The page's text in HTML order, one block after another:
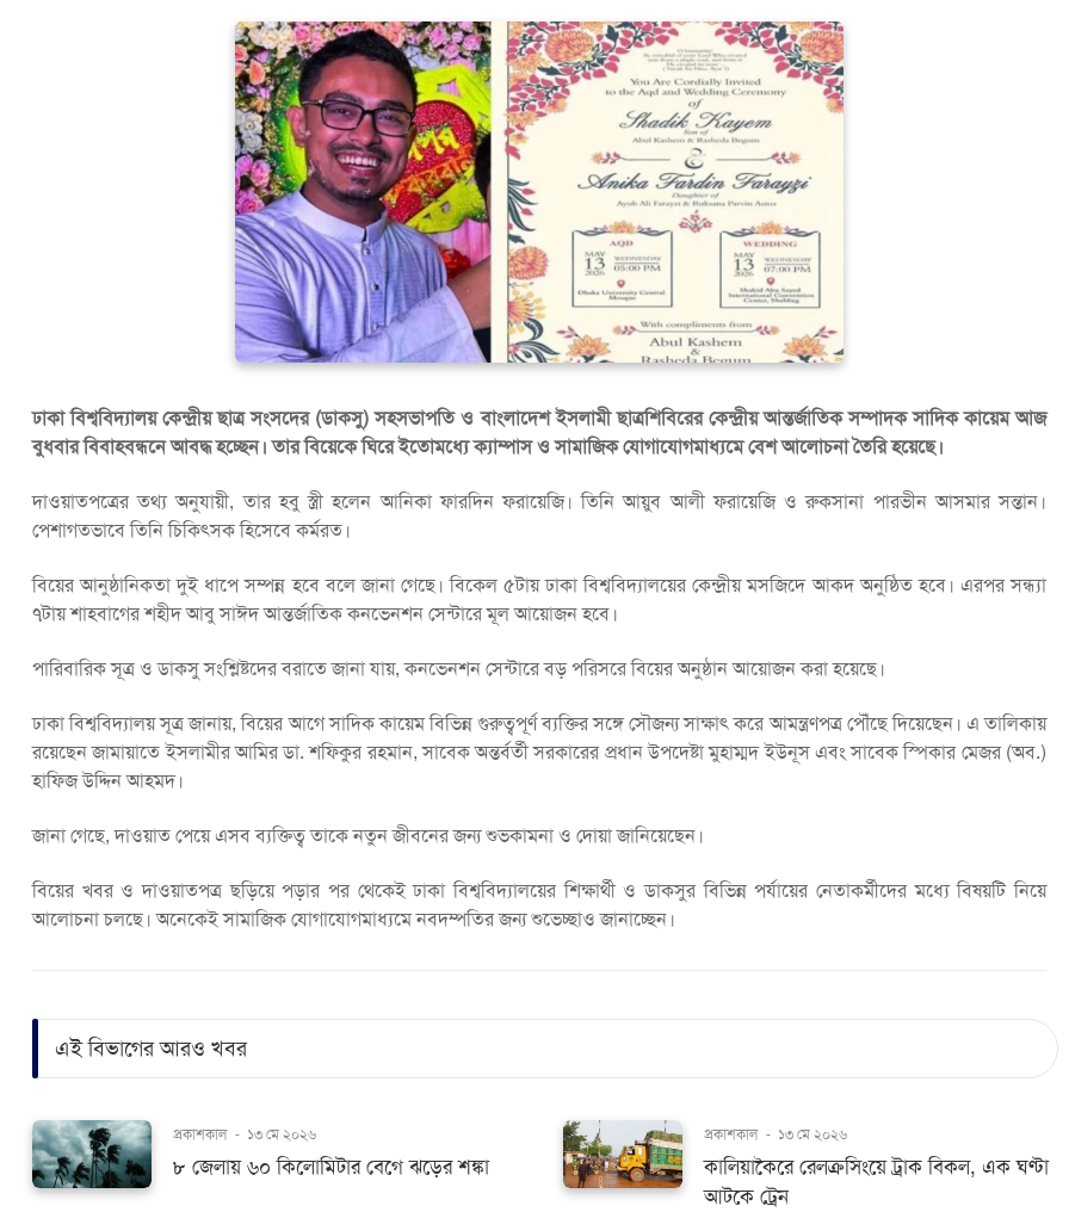
ঢাকা বিশ্ববিদ্যালয় কেন্দ্রীয় ছাত্র সংসদের (ডাকসু) সহসভাপতি ও বাংলাদেশ ইসলামী ছাত্রশিবিরের কেন্দ্রীয় আন্তর্জাতিক সম্পাদক সাদিক কায়েম আজ
বুধবার বিবাহবন্ধনে আবদ্ধ হচ্ছেন। তার বিয়েকে ঘিরে ইতোমধ্যে ক্যাম্পাস ও সামাজিক যোগাযোগমাধ্যমে বেশ আলোচনা তৈরি হয়েছে।
দাওয়াতপত্রের তথ্য অনুযায়ী, তার হবু স্ত্রী হলেন আনিকা ফারদিন ফরায়েজি। তিনি আয়ুব আলী ফরায়েজি ও রুকসানা পারভীন আসমার সন্তান।
পেশাগতভাবে তিনি চিকিৎসক হিসেবে কর্মরত।
বিয়ের আনুষ্ঠানিকতা দুই ধাপে সম্পন্ন হবে বলে জানা গেছে। বিকেল ৫টায় ঢাকা বিশ্ববিদ্যালয়ের কেন্দ্রীয় মসজিদে আকদ অনুষ্ঠিত হবে। এরপর সন্ধ্যা
৭টায় শাহবাগের শহীদ আবু সাঈদ আন্তর্জাতিক কনভেনশন সেন্টারে মূল আয়োজন হবে।
পারিবারিক সূত্র ও ডাকসু সংশ্লিষ্টদের বরাতে জানা যায়, কনভেনশন সেন্টারে বড় পরিসরে বিয়ের অনুষ্ঠান আয়োজন করা হয়েছে।
ঢাকা বিশ্ববিদ্যালয় সূত্র জানায়, বিয়ের আগে সাদিক কায়েম বিভিন্ন গুরুত্বপূর্ণ ব্যক্তির সঙ্গে সৌজন্য সাক্ষাৎ করে আমন্ত্রণপত্র পৌঁছে দিয়েছেন। এ তালিকায়
রয়েছেন জামায়াতে ইসলামীর আমির ডা. শফিকুর রহমান, সাবেক অন্তর্বর্তী সরকারের প্রধান উপদেষ্টা মুহাম্মদ ইউনূস এবং সাবেক স্পিকার মেজর (অব.)
হাফিজ উদ্দিন আহমদ।
জানা গেছে, দাওয়াত পেয়ে এসব ব্যক্তিত্ব তাকে নতুন জীবনের জন্য শুভকামনা ও দোয়া জানিয়েছেন।
বিয়ের খবর ও দাওয়াতপত্র ছড়িয়ে পড়ার পর থেকেই ঢাকা বিশ্ববিদ্যালয়ের শিক্ষার্থী ও ডাকসুর বিভিন্ন পর্যায়ের নেতাকর্মীদের মধ্যে বিষয়টি নিয়ে
আলোচনা চলছে। অনেকেই সামাজিক যোগাযোগমাধ্যমে নবদম্পতির জন্য শুভেচ্ছাও জানাচ্ছেন।
এই বিভাগের আরও খবর
প্রকাশকাল - ১৩ মে ২০২৬
৮ জেলায় ৬০ কিলোমিটার বেগে ঝড়ের শঙ্কা
প্রকাশকাল - ১৩ মে ২০২৬
কালিয়াকৈরে রেলক্রসিংয়ে ট্রাক বিকল, এক ঘণ্টা
আটকে ট্রেন